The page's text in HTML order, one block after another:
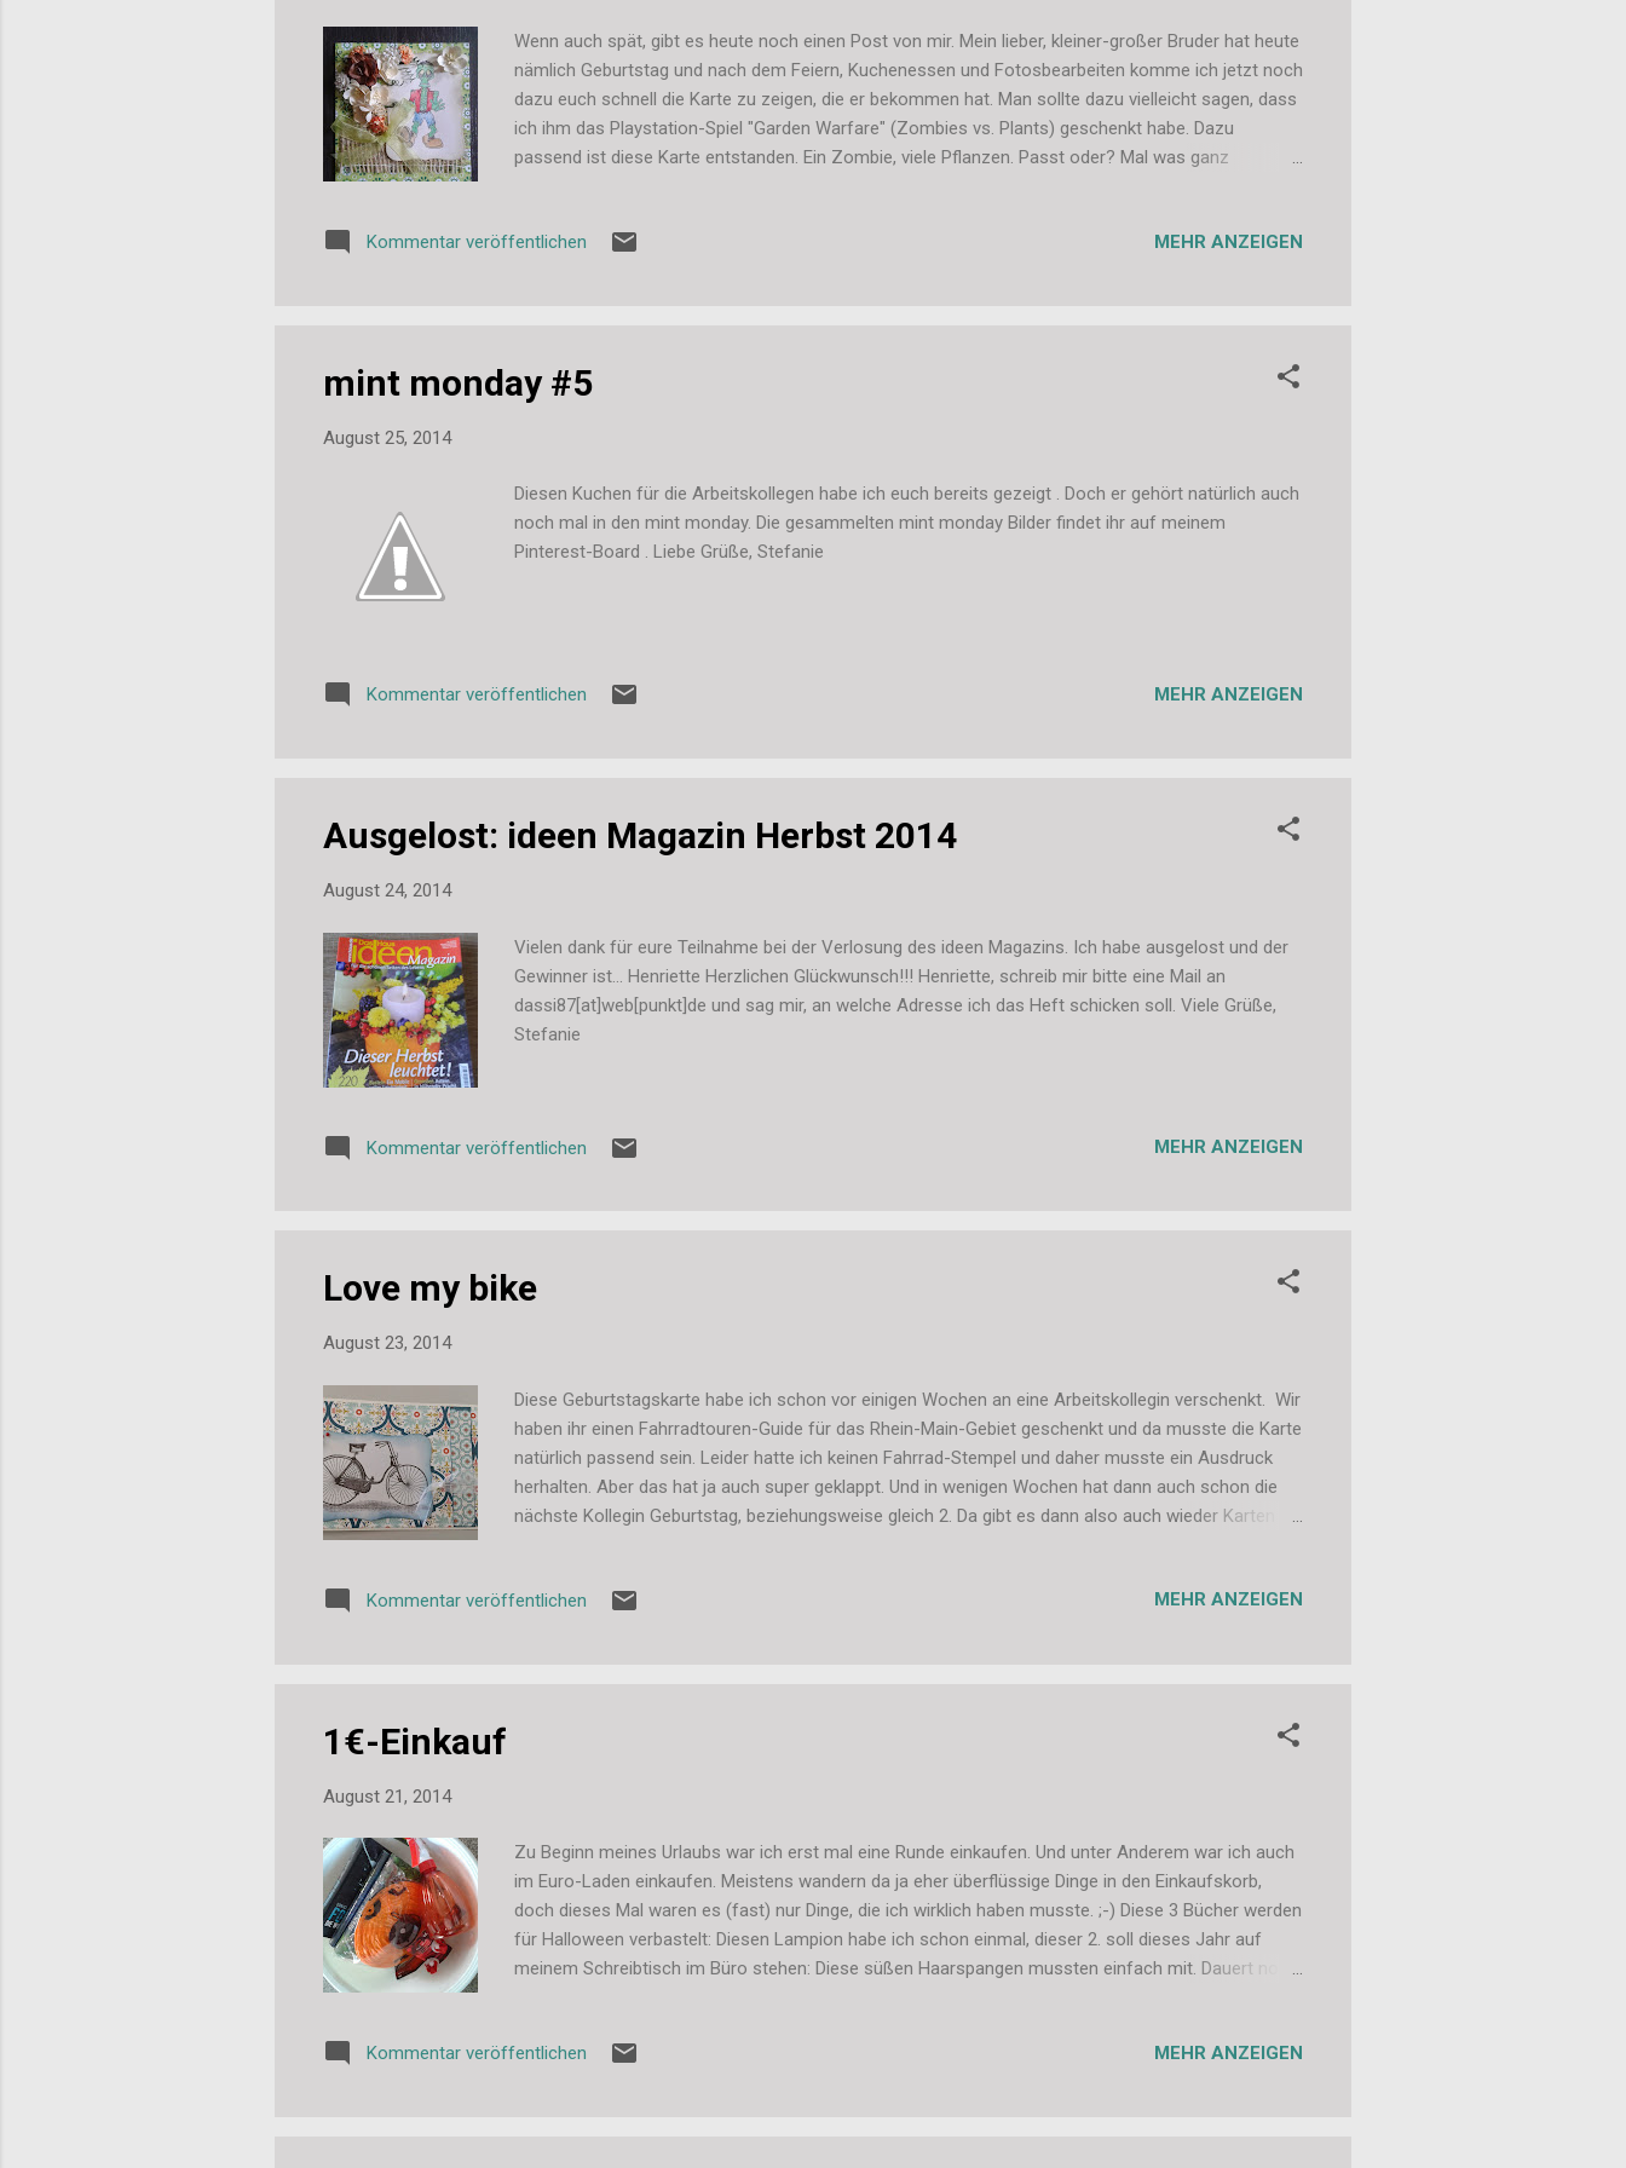
Wenn auch spät, gibt es heute noch einen Post von mir. Mein lieber, kleiner-großer Bruder hat heute
nämlich Geburtstag und nach dem Feiern, Kuchenessen und Fotosbearbeiten komme ich jetzt noch
dazu euch schnell die Karte zu zeigen, die er bekommen hat. Man sollte dazu vielleicht sagen, dass
ich ihm das Playstation-Spiel "Garden Warfare" (Zombies vs. Plants) geschenkt habe. Dazu
passend ist diese Karte entstanden. Ein Zombie, viele Pflanzen. Passt oder? Mal was ganz
Kommentar veröffentlichen
MEHR ANZEIGEN
mint monday #5
August 25, 2014
Diesen Kuchen für die Arbeitskollegen habe ich euch bereits gezeigt . Doch er gehört natürlich auch
noch mal in den mint monday. Die gesammelten mint monday Bilder findet ihr auf meinem
Pinterest-Board . Liebe Grüße, Stefanie
Kommentar veröffentlichen MEHR ANZEIGEN
Ausgelost: ideen Magazin Herbst 2014
August 24, 2014
Vielen dank für eure Teilnahme bei der Verlosung des ideen Magazins. Ich habe ausgelost und der
Gewinner ist... Henriette Herzlichen Glückwunsch!!! Henriette, schreib mir bitte eine Mail an
dassi87[at]web[punkt]de und sag mir, an welche Adresse ich das Heft schicken soll. Viele Grüße,
Stefanie
Kommentar veröffentlichen MEHR ANZEIGEN
Love my bike
August 23, 2014
Diese Geburtstagskarte habe ich schon vor einigen Wochen an eine Arbeitskollegin verschenkt. Wir
haben ihr einen Fahrradtouren-Guide für das Rhein-Main-Gebiet geschenkt und da musste die Karte
natürlich passend sein. Leider hatte ich keinen Fahrrad-Stempel und daher musste ein Ausdruck
herhalten. Aber das hat ja auch super geklappt. Und in wenigen Wochen hat dann auch schon die
nächste Kollegin Geburtstag, beziehungsweise gleich 2. Da gibt es dann also auch wieder Karten zu
Kommentar veröffentlichen MEHR ANZEIGEN
1€-Einkauf
August 21, 2014
Zu Beginn meines Urlaubs war ich erst mal eine Runde einkaufen. Und unter Anderem war ich auch
im Euro-Laden einkaufen. Meistens wandern da ja eher überflüssige Dinge in den Einkaufskorb,
doch dieses Mal waren es (fast) nur Dinge, die ich wirklich haben musste. ;-) Diese 3 Bücher werden
für Halloween verbastelt: Diesen Lampion habe ich schon einmal, dieser 2. soll dieses Jahr auf
meinem Schreibtisch im Büro stehen: Diese süßen Haarspangen mussten einfach mit. Dauert noch
9€ ist das doch ein annehmbarer Einkauf. ;-) Jetzt muss ich nur noch dazu kommen die Bücher zu
Kommentar veröffentlichen MEHR ANZEIGEN